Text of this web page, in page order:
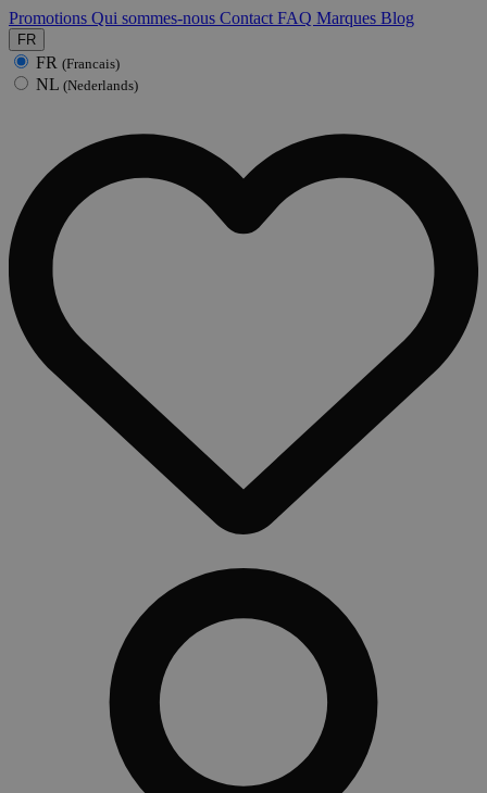
Promotions Qui sommes-nous Contact FAQ Marques Blog
FR
FR (Francais)
NL (Nederlands)